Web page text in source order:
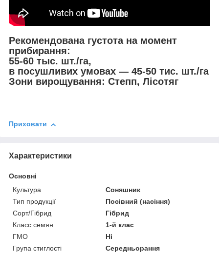
Рекомендована густота на момент
прибирання:
55-60 тыс. шт./га,
в посушливих умовах — 45-50 тис. шт./га
Зони вирощування: Степп, Лісотяг
Приховати
Характеристики
Основні
Культура
Соняшник
Тип продукції
Посівний (насіння)
Сорт/Гібрид
Гібрид
Класс семян
1-й клас
ГМО
Ні
Група стиглості
Середньорання